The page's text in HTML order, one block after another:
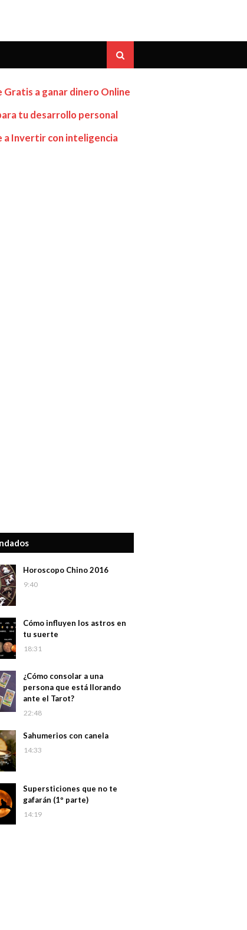
Gratis a ganar dinero Online
tu desarrollo personal
a Invertir con inteligencia
Horoscopo Chino 2016
9:40
Cómo influyen los astros en
tu suerte
18:31
¿Cómo consolar a una
persona que está llorando
ante el Tarot?
22:48
Sahumerios con canela
14:33
Supersticiones que no te
gafarán (1º parte)
14:19